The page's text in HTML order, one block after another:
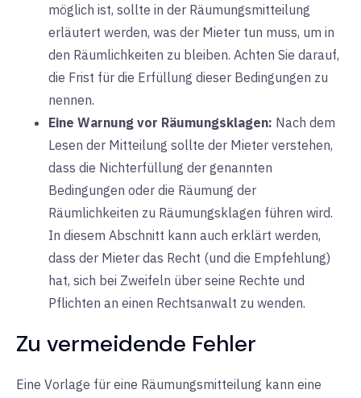
möglich ist, sollte in der Räumungsmitteilung
erläutert werden, was der Mieter tun muss, um in
den Räumlichkeiten zu bleiben. Achten Sie darauf,
die Frist für die Erfüllung dieser Bedingungen zu
nennen.
Eine Warnung vor Räumungsklagen: Nach dem
Lesen der Mitteilung sollte der Mieter verstehen,
dass die Nichterfüllung der genannten
Bedingungen oder die Räumung der
Räumlichkeiten zu Räumungsklagen führen wird.
In diesem Abschnitt kann auch erklärt werden,
dass der Mieter das Recht (und die Empfehlung)
hat, sich bei Zweifeln über seine Rechte und
Pflichten an einen Rechtsanwalt zu wenden.
Zu vermeidende Fehler
Eine Vorlage für eine Räumungsmitteilung kann eine